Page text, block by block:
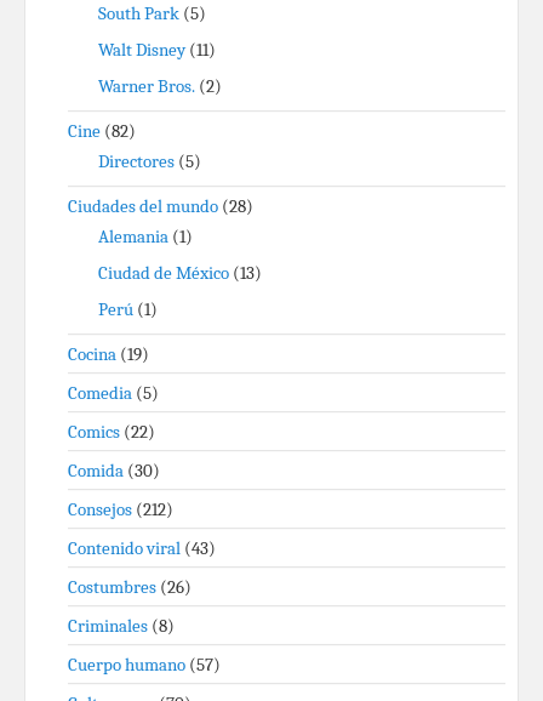
South Park (5)
Walt Disney(11)
Warner Bros. (2)
Cine (82)
Directores (5)
Ciudades del mundo (28)
Alemania (1)
Ciudad de México (13)
Perú (1)
Cocina (19)
Comedia (5)
Comics (22)
Comida (30)
Consejos (212)
Contenido viral (43)
Costumbres (26)
Criminales (8)
Cuerpo humano (57)